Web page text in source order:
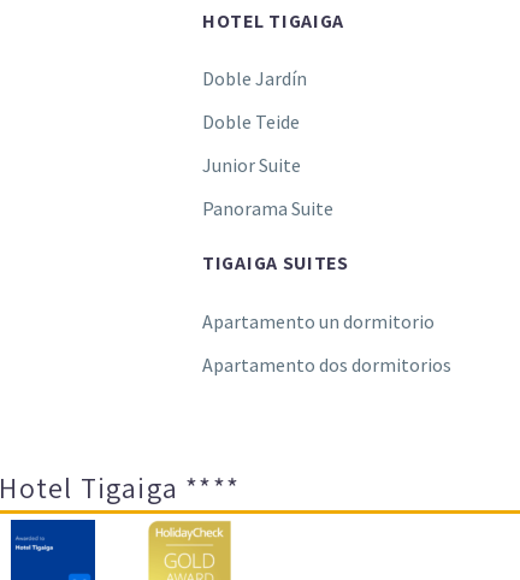
HOTEL TIGAIGA
Doble Jardín
Doble Teide
Junior Suite
Panorama Suite
TIGAIGA SUITES
Apartamento un dormitorio
Apartamento dos dormitorios
Hotel Tigaiga ****